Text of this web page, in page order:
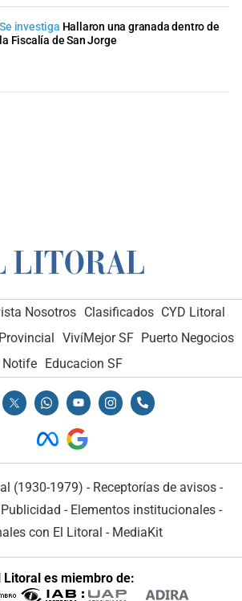
Se investiga Hallaron una granada dentro de
la Fiscalía de San Jorge
Nosotros Clasificados CYD Litoral
VivíMejor SF Puerto Negocios
Notife
Educacion SF
(1930-1979) - Receptorías de avisos -
- Elementos institucionales -
con El Litoral - MediaKit
Litoral es miembro de: